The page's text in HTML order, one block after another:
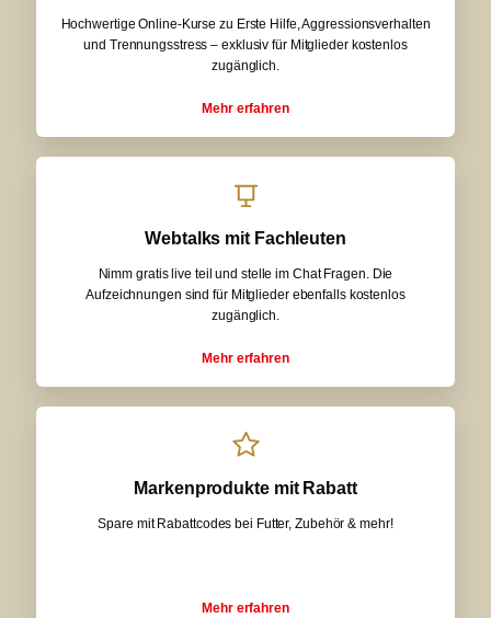
Hochwertige Online-Kurse zu Erste Hilfe, Aggressionsverhalten
und Trennungsstress – exklusiv für Mitglieder kostenlos
zugänglich.
Mehr erfahren
Webtalks mit Fachleuten
Nimm gratis live teil und stelle im Chat Fragen. Die
Aufzeichnungen sind für Mitglieder ebenfalls kostenlos
zugänglich.
Mehr erfahren
Markenprodukte mit Rabatt
Spare mit Rabattcodes bei Futter, Zubehör & mehr!
Mehr erfahren